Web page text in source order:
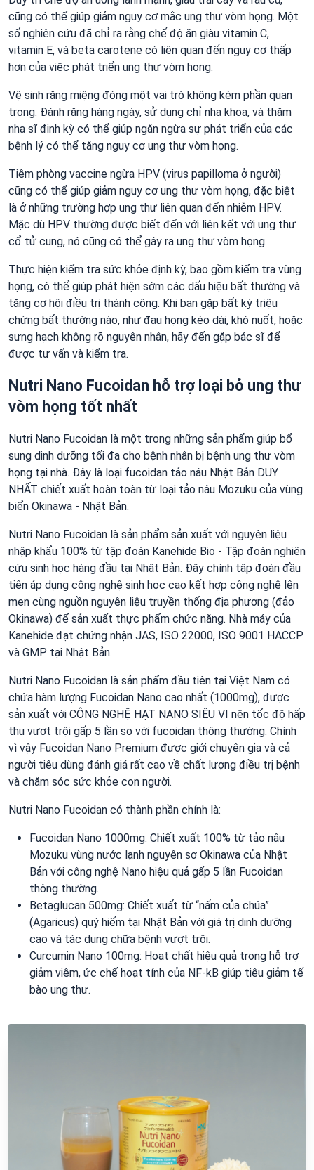
cũng có thể giúp giảm nguy cơ mắc ung thư vòm họng. Một
số nghiên cứu đã chỉ ra rằng chế độ ăn giàu vitamin C,
vitamin E, và beta carotene có liên quan đến nguy cơ thấp
hơn của việc phát triển ung thư vòm họng.
Vệ sinh răng miệng đóng một vai trò không kém phần quan
trọng. Đánh răng hàng ngày, sử dụng chỉ nha khoa, và thăm
nha sĩ định kỳ có thể giúp ngăn ngừa sự phát triển của các
bệnh lý có thể tăng nguy cơ ung thư vòm họng.
Tiêm phòng vaccine ngừa HPV (virus papilloma ở người)
cũng có thể giúp giảm nguy cơ ung thư vòm họng, đặc biệt
là ở những trường hợp ung thư liên quan đến nhiễm HPV.
Mặc dù HPV thường được biết đến với liên kết với ung thư
cổ tử cung, nó cũng có thể gây ra ung thư vòm họng.
Thực hiện kiểm tra sức khỏe định kỳ, bao gồm kiểm tra vùng
họng, có thể giúp phát hiện sớm các dấu hiệu bất thường và
tăng cơ hội điều trị thành công. Khi bạn gặp bất kỳ triệu
chứng bất thường nào, như đau họng kéo dài, khó nuốt, hoặc
sưng hạch không rõ nguyên nhân, hãy đến gặp bác sĩ để
được tư vấn và kiểm tra.
Nutri Nano Fucoidan hỗ trợ loại bỏ ung thư
vòm họng tốt nhất
Nutri Nano Fucoidan là một trong những sản phẩm giúp bổ
sung dinh dưỡng tối đa cho bệnh nhân bị bệnh ung thư vòm
họng tại nhà. Đây là loại fucoidan tảo nâu Nhật Bản DUY
NHẤT chiết xuất hoàn toàn từ loại tảo nâu Mozuku của vùng
biển Okinawa - Nhật Bản.
Nutri Nano Fucoidan là sản phẩm sản xuất với nguyên liệu
nhập khẩu 100% từ tập đoàn Kanehide Bio - Tập đoàn nghiên
cứu sinh học hàng đầu tại Nhật Bản. Đây chính tập đoàn đầu
tiên áp dụng công nghệ sinh học cao kết hợp công nghệ lên
men cùng nguồn nguyên liệu truyền thống địa phương (đảo
Okinawa) để sản xuất thực phẩm chức năng. Nhà máy của
Kanehide đạt chứng nhận JAS, ISO 22000, ISO 9001 HACCP
và GMP tại Nhật Bản.
Nutri Nano Fucoidan là sản phẩm đầu tiên tại Việt Nam có
chứa hàm lượng Fucoidan Nano cao nhất (1000mg), được
sản xuất với CÔNG NGHỆ HẠT NANO SIÊU VI nên tốc độ hấp
thu vượt trội gấp 5 lần so với fucoidan thông thường. Chính
vì vậy Fucoidan Nano Premium được giới chuyên gia và cả
người tiêu dùng đánh giá rất cao về chất lượng điều trị bệnh
và chăm sóc sức khỏe con người.
Nutri Nano Fucoidan có thành phần chính là:
Fucoidan Nano 1000mg: Chiết xuất 100% từ tảo nâu
Mozuku vùng nước lạnh nguyên sơ Okinawa của Nhật
Bản với công nghệ Nano hiệu quả gấp 5 lần Fucoidan
thông thường.
Betaglucan 500mg: Chiết xuất từ “nấm của chúa”
(Agaricus) quý hiếm tại Nhật Bản với giá trị dinh dưỡng
cao và tác dụng chữa bệnh vượt trội.
Curcumin Nano 100mg: Hoạt chất hiệu quả trong hỗ trợ
giảm viêm, ức chế hoạt tính của NF-kB giúp tiêu giảm tế
bào ung thư.